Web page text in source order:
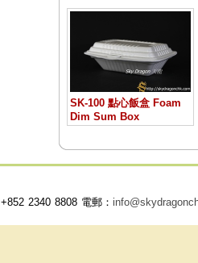
SK-100 點心飯盒 Foam
Dim Sum Box
2340 8808 電郵：